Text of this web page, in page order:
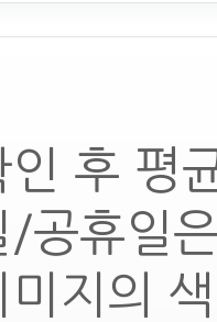
인 후 평
/공휴일
미지의